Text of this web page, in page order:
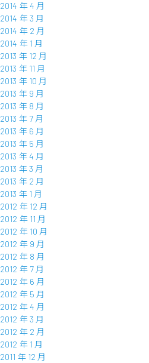
2014 年 4 月
2014 年 3 月
2014 年 2 月
2014 年 1 月
2013 年 12 月
2013 年 11 月
2013 年 10 月
2013 年 9 月
2013 年 8 月
2013 年 7 月
2013 年 6 月
2013 年 5 月
2013 年 4 月
2013 年 3 月
2013 年 2 月
2013 年 1 月
2012 年 12 月
2012 年 11 月
2012 年 10 月
2012 年 9 月
2012 年 8 月
2012 年 7 月
2012 年 6 月
2012 年 5 月
2012 年 4 月
2012 年 3 月
2012 年 2 月
2012 年 1 月
2011 年 12 月